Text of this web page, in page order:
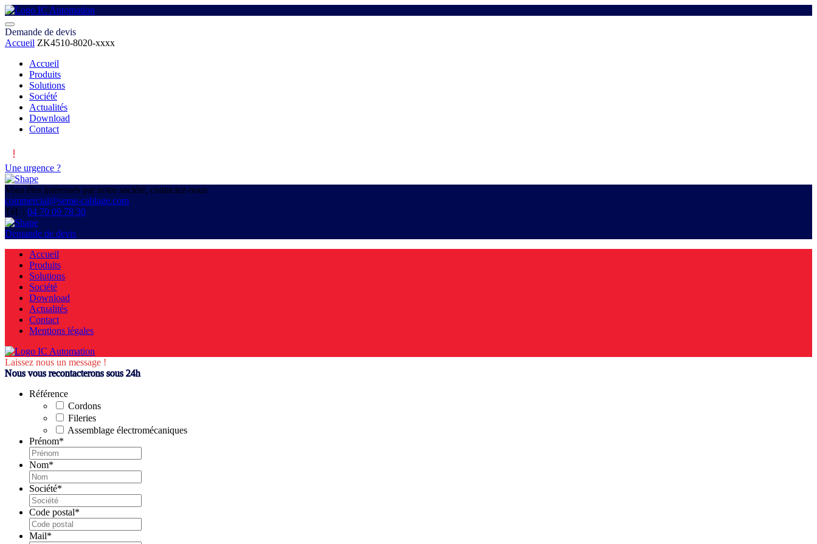
Demande de devis
Accueil ZK4510-8020-xxxx
Accueil
Produits
Solutions
Société
Actualités
Download
Contact
Une urgence ?
Vous êtes intéressés par notre société, contactez-nous
commercial@seme-cablage.com
Tél. : 04 70 09 78 30
Demande de devis
Accueil
Produits
Solutions
Société
Download
Actualités
Contact
Mentions légales
Laissez nous un message !
Nous vous recontacterons sous 24h
Référence
Cordons
Fileries
Assemblage électromécaniques
Prénom*
Nom*
Société*
Code postal*
Mail*